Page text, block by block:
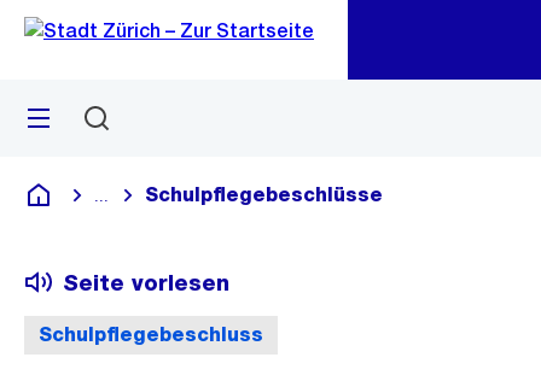
Navigation
Sprunglink
Menü
Deutsch
Blende alle Breadcrumbs ein
Schulpflegebeschlüsse
Schulpflegebeschluss
Seite vorlesen